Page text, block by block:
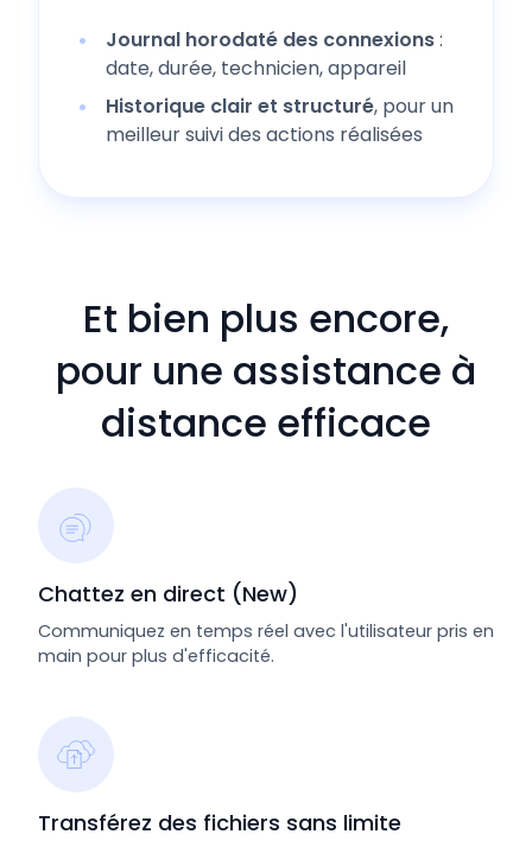
Journal horodaté des connexions:
date, durée, technicien, appareil
Historique clair et structuré, pour un
meilleur suivi des actions réalisées
Et bien plus encore,
pour une assistance à
distance efficace
Chattez en direct (New)
Communiquez en temps réel avec l'utilisateur pris en
main pour plus d'efficacité.
Transférez des fichiers sans limite